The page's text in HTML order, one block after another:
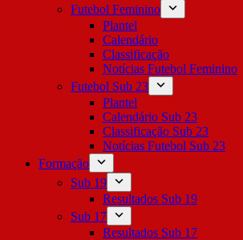
Futebol Feminino
Plantel
Calendário
Classificação
Notícias Futebol Feminino
Futebol Sub 23
Plantel
Calendário Sub 23
Classificação Sub 23
Notícias Futebol Sub 23
Formação
Sub 19
Resultados Sub 19
Sub 17
Resultados Sub 17